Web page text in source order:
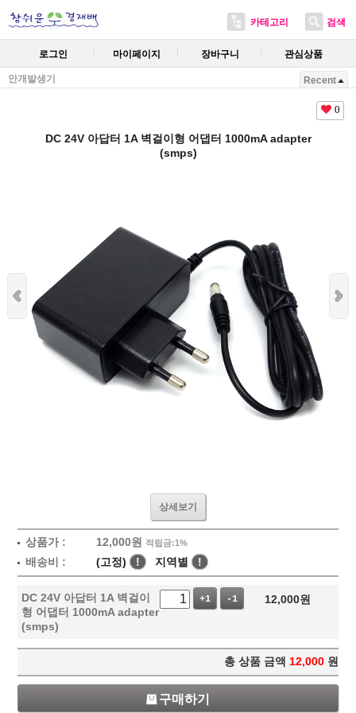
카테고리 검색
로그인 마이페이지 장바구니 관심상품
안개발생기 Recent
0
DC 24V 아답터 1A 벽걸이형 어댑터 1000mA adapter
(smps)
상세보기
상품가 : 12,000원 적립금:1%
배송비 : (고정) ! 지역별 !
DC 24V 아답터 1A 벽걸이
형 어댑터 1000mA adapter
(smps)
+1 -1 12,000원
총 상품 금액 12,000 원
구매하기